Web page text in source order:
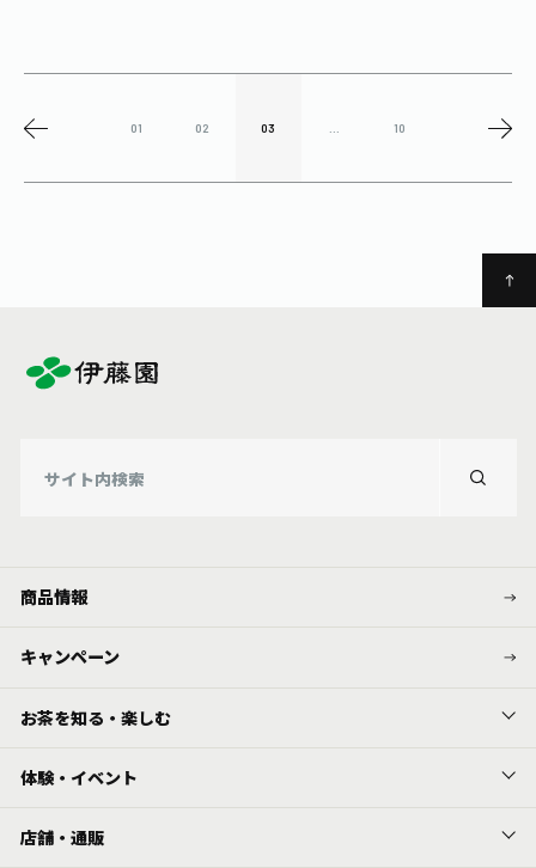
製…
01 02 03 10
商品情報
キャンペーン
お茶を知る・楽しむ
体験・イベント
店舗・通販